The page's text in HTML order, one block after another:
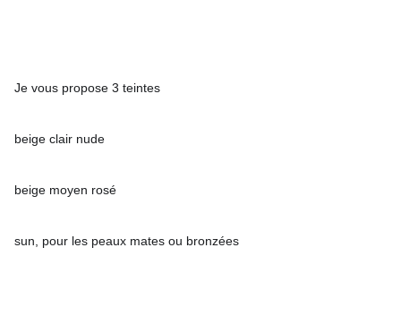
Je vous propose 3 teintes
beige clair nude
beige moyen rosé
sun, pour les peaux mates ou bronzées